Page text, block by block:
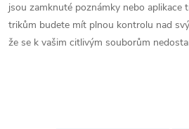
jsou zamknuté poznámky nebo aplikace
trikům budete mít plnou kontrolu nad
že se k vašim citlivým souborům